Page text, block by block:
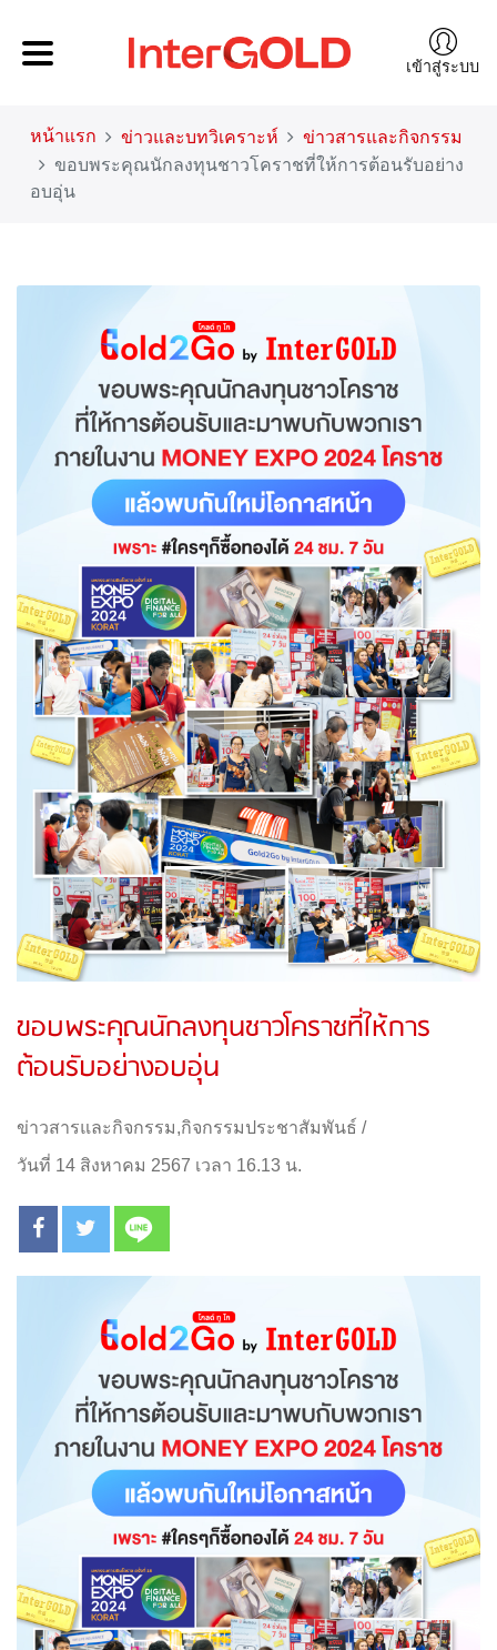
เข้าสู่ระบบ
หน้าแรก ข่าวและบทวิเคราะห์
ข่าวสารและกิจกรรม
ขอบพระคุณนักลงทุนชาวโคราชที่ให้การต้อนรับอย่าง
อบอุ่น
ขอบพระคุณนักลงทุนชาวโคราชที่ให้การ
ต้อนรับอย่างอบอุ่น
ข่าวสารและกิจกรรม,กิจกรรมประชาสัมพันธ์ /
วันที่ 14 สิงหาคม 2567 เวลา 16.13 น.